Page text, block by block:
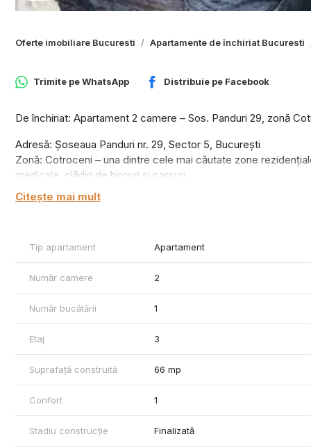
Oferte imobiliare Bucuresti Apartamente de închiriat Bucuresti
Trimite peWhatsApp Distribuie pe Facebook
De închiriat: Apartament 2 camere – Sos. Panduri 29, zonă
Adresă: Șoseaua Panduri nr. 29, Sector 5, București
Zonă: Cotroceni – una dintre cele mai căutate zone
medicale, clădiri de birouri și parcuri.
Caracteristici generale:
Suprafață utilă: 56 mp
Etaj: 3 din 8
An construcție: 1990-2000
Vedere: panoramică spre Catedrala Mântuirii Neamului, Șos.
Amenajare & Dotări:
Apartamentul este amenajat modern, în stil minimalist, cu
Citește mai mult
Tip apartament Apartament
Număr camere 2
Număr bucătării 1
Etaj 3
Suprafață construită 66 mp
Confort 1
Stadiu construcție Finalizată